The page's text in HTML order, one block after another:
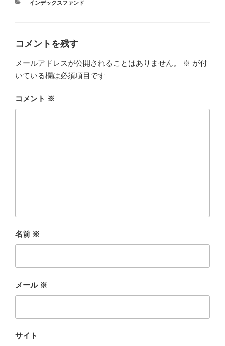
カ
インデックスファンド
コメントを残す
メールアドレスが公開されることはありません。 ※ が付
いている欄は必須項目です
コメント ※
名前 ※
メール ※
サイト